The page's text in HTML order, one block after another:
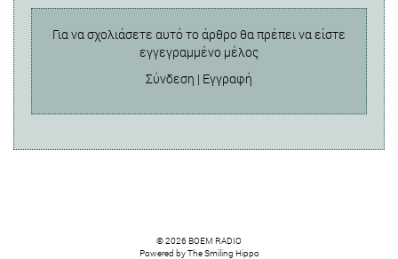
Για να σχολιάσετε αυτό το άρθρο θα πρέπει να είστε
εγγεγραμμένο μέλος
Σύνδεση | Εγγραφή
© 2026 BOEM RADIO
Powered byThe Smiling Hippo